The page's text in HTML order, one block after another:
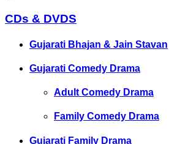
CDs & DVDS
Gujarati Bhajan & Jain Stavan
Gujarati Comedy Drama
Adult Comedy Drama
Family Comedy Drama
Gujarati Family Drama